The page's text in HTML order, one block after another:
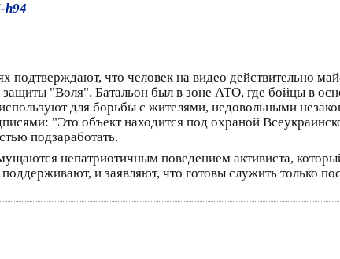
h94
подтверждают, что человек на видео действительно
защиты "Воля". Батальон был в зоне АТО, где бойцы в
для борьбы с жителями, недовольными
"Это объект находится под охраной
подзаработать.
непатриотичным поведением активиста,
и заявляют, что готовы служить только